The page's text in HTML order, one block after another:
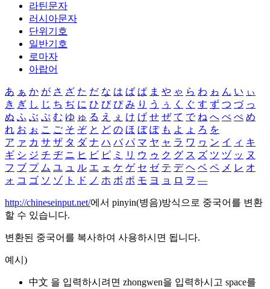
라틴문자
러시아문자
단위기호
일반기호
로마자
아랍어
あ ぁ か が さ ざ た だ な は ば ぱ ま や ゃ ら わ ゎ ん い ぃ
き ぎ し じ ち ぢ に ひ び ぴ み り う ぅ く ぐ す ず つ づ っ
ぬ ふ ぶ ぷ む ゆ ゅ る え ぇ け げ せ ぜ て で ね へ べ ぺ め
れ お ぉ こ ご そ ぞ と ど の ほ ぼ ぽ も よ ょ ろ を
ア ァ カ サ ザ タ ダ ナ ハ バ パ マ ヤ ャ ラ ワ ヮ ン イ ィ キ
ギ シ ジ チ ヂ ニ ヒ ビ ピ ミ リ ウ ゥ ク グ ス ズ ツ ヅ ッ ヌ
フ ブ プ ム ユ ュ ル エ ェ ケ ゲ セ ゼ テ デ ヘ ベ ペ メ レ オ
ォ コ ゴ ソ ゾ ト ド ノ ホ ボ ポ モ ヨ ョ ロ ヲ ―
http://chineseinput.net/에서 pinyin(병음)방식으로 중국어를 변환
할 수 있습니다.
변환된 중국어를 복사하여 사용하시면 됩니다.
예시)
中文 을 입력하시려면 zhongwen을 입력하시고 space를